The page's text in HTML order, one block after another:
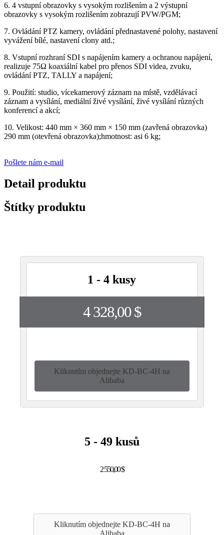
6. 4 vstupní obrazovky s vysokým rozlišením a 2 výstupní
obrazovky s vysokým rozlišením zobrazují PVW/PGM;
7. Ovládání PTZ kamery, ovládání přednastavené polohy, nastavení
vyvážení bílé, nastavení clony atd.;
8. Vstupní rozhraní SDI s napájením kamery a ochranou napájení,
realizuje 75Ω koaxiální kabel pro přenos SDI videa, zvuku,
ovládání PTZ, TALLY a napájení;
9. Použití: studio, vícekamerový záznam na místě, vzdělávací
záznam a vysílání, mediální živé vysílání, živé vysílání různých
konferencí a akcí;
10. Velikost: 440 mm × 360 mm × 150 mm (zavřená obrazovka)
290 mm (otevřená obrazovka);hmotnost: asi 6 kg;
Pošlete nám e-mail
Detail produktu
Štítky produktu
1 - 4 kusy
4 328,00 $
Kliknutím objednejte KD-BC-4H na
Alibaba
5 - 49 kusů
2 550,00 $
Kliknutím objednejte KD-BC-4H na